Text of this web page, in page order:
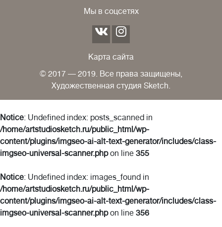
Мы в соцсетях
Карта сайта
© 2017 — 2019. Все права защищены,
Художественная студия Sketch.
Notice: Undefined index: posts_scanned in
/home/artstudiosketch.ru/public_html/wp-
content/plugins/imgseo-ai-alt-text-generator/includes/class-
imgseo-universal-scanner.phpon line 355
Notice: Undefined index: images_found in
/home/artstudiosketch.ru/public_html/wp-
content/plugins/imgseo-ai-alt-text-generator/includes/class-
imgseo-universal-scanner.phpon line 356